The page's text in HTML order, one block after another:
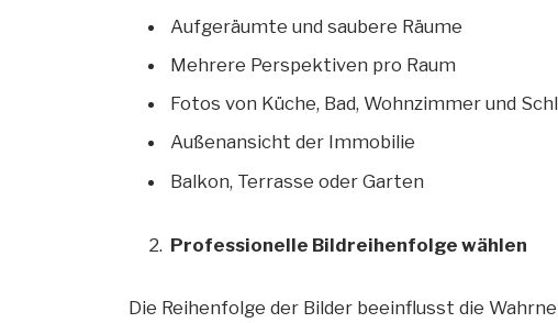
Aufgeräumte und saubere Räume
Mehrere Perspektiven pro Raum
Fotos von Küche, Bad, Wohnzimmer und
Außenansicht der Immobilie
Balkon, Terrasse oder Garten
Professionelle Bildreihenfolge wählen
Die Reihenfolge der Bilder beeinflusst die